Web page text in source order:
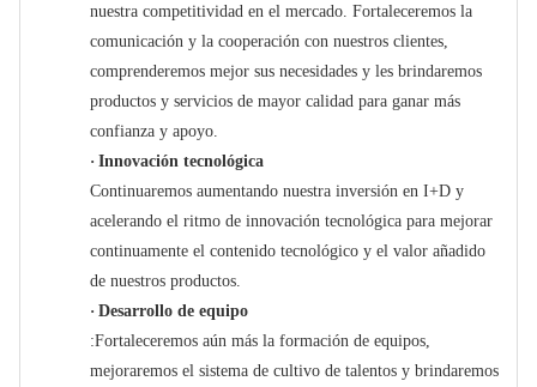
nuestra competitividad en el mercado. Fortaleceremos la
comunicación y la cooperación con nuestros clientes,
comprenderemos mejor sus necesidades y les brindaremos
productos y servicios de mayor calidad para ganar más
confianza y apoyo.
· Innovación tecnológica
Continuaremos aumentando nuestra inversión en I+D y
acelerando el ritmo de innovación tecnológica para mejorar
continuamente el contenido tecnológico y el valor añadido
de nuestros productos.
· Desarrollo de equipo
:Fortaleceremos aún más la formación de equipos,
mejoraremos el sistema de cultivo de talentos y brindaremos